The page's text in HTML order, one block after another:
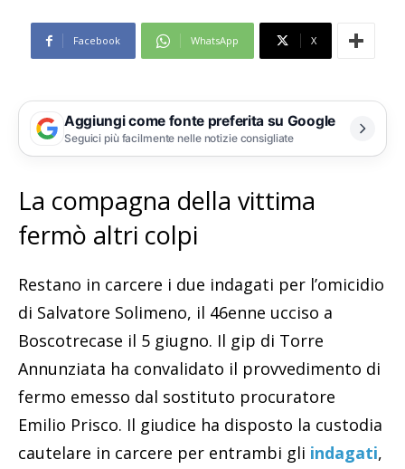
Facebook WhatsApp X
Aggiungi come fonte preferita su Google
Seguici più facilmente nelle notizie consigliate
La compagna della vittima
fermò altri colpi
Restano in carcere i due indagati per l’omicidio
di Salvatore Solimeno, il 46enne ucciso a
Boscotrecase il 5 giugno. Il gip di Torre
Annunziata ha convalidato il provvedimento di
fermo emesso dal sostituto procuratore
Emilio Prisco. Il giudice ha disposto la custodia
cautelare in carcere per entrambi gli indagati,